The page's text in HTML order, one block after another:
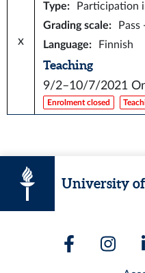
x
Type:
Participation
Grading scale:
Pass
Language: Finnish
Teaching
9/2–10/7/2021
Enrolment closed
University